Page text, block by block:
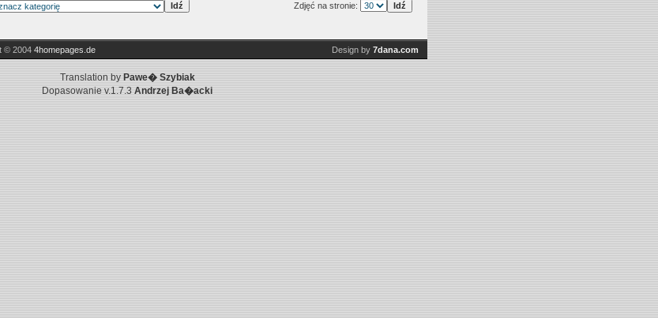
Zdjęć na stronie:
© 2004 4homepages.de Design by 7dana.com
Translation by Pawe� Szybiak
Dopasowanie v.1.7.3 Andrzej Ba�acki